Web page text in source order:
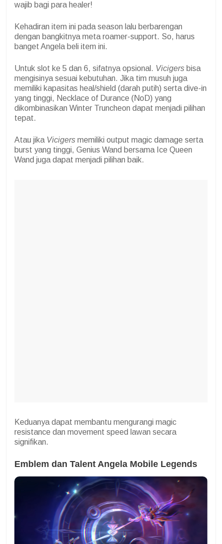
wajib bagi para healer!
Kehadiran item ini pada season lalu berbarengan
dengan bangkitnya meta roamer-support. So, harus
banget Angela beli item ini.
Untuk slot ke 5 dan 6, sifatnya opsional. Vicigers bisa
mengisinya sesuai kebutuhan. Jika tim musuh juga
memiliki kapasitas heal/shield (darah putih) serta dive-in
yang tinggi, Necklace of Durance (NoD) yang
dikombinasikan Winter Truncheon dapat menjadi pilihan
tepat.
Atau jika Vicigers memiliki output magic damage serta
burst yang tinggi, Genius Wand bersama Ice Queen
Wand juga dapat menjadi pilihan baik.
Keduanya dapat membantu mengurangi magic
resistance dan movement speed lawan secara
signifikan.
Emblem dan Talent Angela Mobile Legends